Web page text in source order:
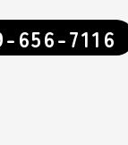
656-7116